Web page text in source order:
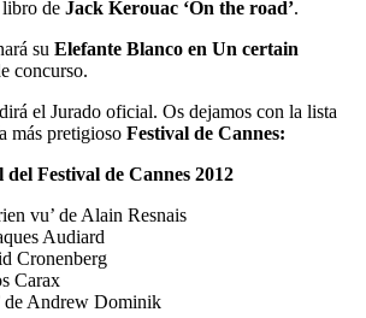
de Jack Kerouac ‘On the road’.
su Elefante Blanco en Un certain
concurso.
el Jurado oficial. Os dejamos con la lista
más pretigioso Festival de Cannes:
del Festival de Cannes 2012
vu’ de Alain Resnais
Audiard
Cronenberg
Carax
de Andrew Dominik